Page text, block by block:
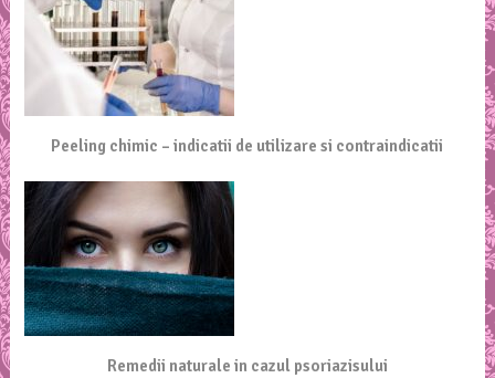
Peeling chimic – indicatii de utilizare si contraindicatii
Remedii naturale in cazul psoriazisului